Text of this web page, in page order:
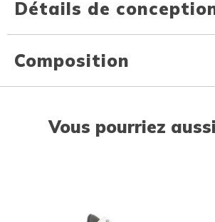
Détails de
Composition
Vous pourriez